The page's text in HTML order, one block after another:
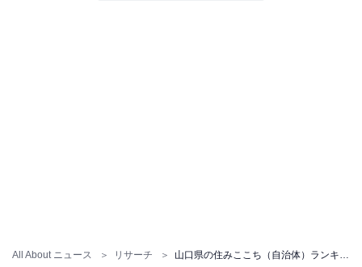
All About ニュース リサーチ